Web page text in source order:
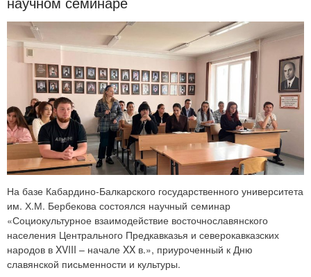
На базе Кабардино-Балкарского государственного университета
им. Х.М. Бербекова состоялся научный семинар
«Социокультурное взаимодействие восточнославянского
населения Центрального Предкавказья и северокавказских
народов в XVIII – начале XX в.», приуроченный к Дню
славянской письменности и культуры.